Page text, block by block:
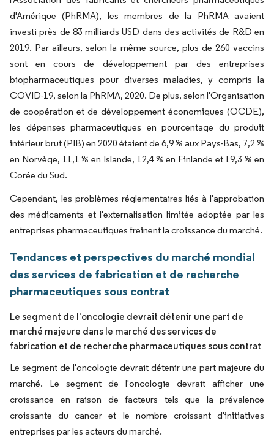
d'Amérique (PhRMA), les membres de la PhRMA avaient
investi près de 83 milliards USD dans des activités de R&D en
2019. Par ailleurs, selon la même source, plus de 260 vaccins
sont en cours de développement par des entreprises
biopharmaceutiques pour diverses maladies, y compris la
COVID-19, selon la PhRMA, 2020. De plus, selon l'Organisation
de coopération et de développement économiques (OCDE),
les dépenses pharmaceutiques en pourcentage du produit
intérieur brut (PIB) en 2020 étaient de 6,9 % aux Pays-Bas, 7,2 %
en Norvège, 11,1 % en Islande, 12,4 % en Finlande et 19,3 % en
Corée du Sud.
Cependant, les problèmes réglementaires liés à l'approbation
des médicaments et l'externalisation limitée adoptée par les
entreprises pharmaceutiques freinent la croissance du marché.
Tendances et perspectives du marché mondial
des services de fabrication et de recherche
pharmaceutiques sous contrat
Le segment de l'oncologie devrait détenir une part de
marché majeure dans le marché des services de
fabrication et de recherche pharmaceutiques sous contrat
Le segment de l'oncologie devrait détenir une part majeure du
marché. Le segment de l'oncologie devrait afficher une
croissance en raison de facteurs tels que la prévalence
croissante du cancer et le nombre croissant d'initiatives
entreprises par les acteurs du marché.